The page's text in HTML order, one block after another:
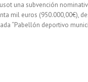
una subvención
mil euros (950.000,00€),
“Pabellón deportivo